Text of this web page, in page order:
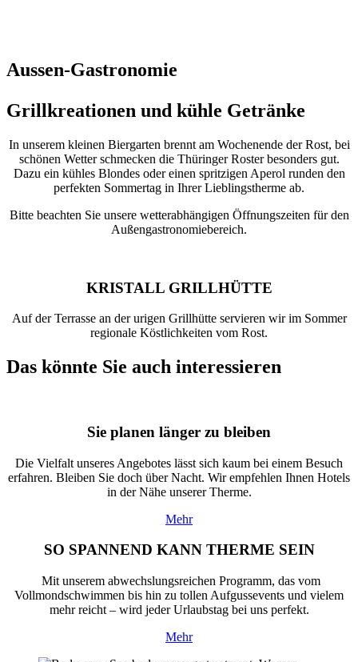
Aussen-Gastronomie
Grillkreationen und kühle Getränke
In unserem kleinen Biergarten brennt am Wochenende der Rost, bei
schönen Wetter schmecken die Thüringer Roster besonders gut.
Dazu ein kühles Blondes oder einen spritzigen Aperol runden den
perfekten Sommertag in Ihrer Lieblingstherme ab.
Bitte beachten Sie unsere wetterabhängigen Öffnungszeiten für den
Außengastronomiebereich.
KRISTALL GRILLHÜTTE
Auf der Terrasse an der urigen Grillhütte servieren wir im Sommer
regionale Köstlichkeiten vom Rost.
Das könnte Sie auch interessieren
Sie planen länger zu bleiben
Die Vielfalt unseres Angebotes lässt sich kaum bei einem Besuch
erfahren. Bleiben Sie doch über Nacht. Wir empfehlen Ihnen Hotels
in der Nähe unserer Therme.
Mehr
SO SPANNEND KANN THERME SEIN
Mit unserem abwechslungsreichen Programm, das vom
Vollmondschwimmen bis hin zu tollen Aufgussevents und vielem
mehr reicht – wird jeder Urlaubstag bei uns perfekt.
Mehr